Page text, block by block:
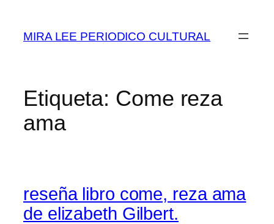
contenido
MIRA LEE PERIODICO CULTURAL
Etiqueta: Come reza
ama
reseña libro come, reza ama
de elizabeth Gilbert.